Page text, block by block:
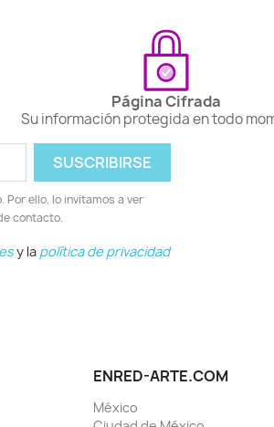
Página Cifrada
Su información protegida en todo
Por ello, lo invitamos a ver
contacto.
y la política de privacidad
ENRED-ARTE.COM
México